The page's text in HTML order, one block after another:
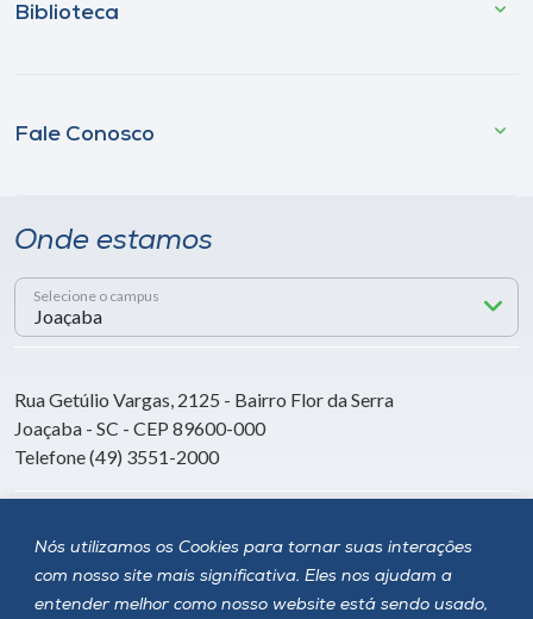
Nós utilizamos os Cookies para tornar suas interações
com nosso site mais significativa. Eles nos ajudam a
entender melhor como nosso website está sendo usado,
Biblioteca
Fale Conosco
Onde estamos
Selecione o campus
Rua Getúlio Vargas, 2125 - Bairro Flor da Serra
Joaçaba - SC - CEP 89600-000
Telefone (49) 3551-2000
Siga a Unoesc